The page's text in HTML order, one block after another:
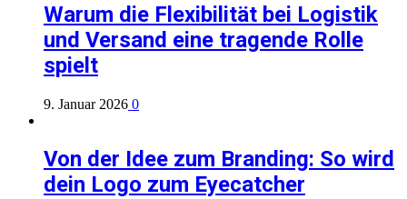
Warum die Flexibilität bei Logistik
und Versand eine tragende Rolle
spielt
9. Januar 2026 0
Von der Idee zum Branding: So wird
dein Logo zum Eyecatcher